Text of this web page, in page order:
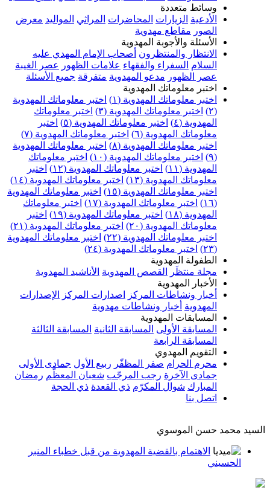
وسائط متعددة
الأدعية الزيارات المحاضرات المراثي المواليد معرض
الصور مقاطع مهدوية
الأسئلة والأجوبة المهدوية
الانتظار والمنتظرون أصحاب الإمام المهدي عليه
السلام السفراء والفقهاء علامات الظهور
عصر الغيبة
عصر الظهور مدعو المهدوية متفرقة جميع الأسئلة
اختبر معلوماتك المهدوية
اختبر معلوماتك المهدوية (١)
اختبر معلوماتك المهدوية
(٢)
اختبر معلوماتك المهدوية (٣)
اختبر معلوماتك
المهدوية (٤)
اختبر معلوماتك المهدوية (٥)
اختبر
معلوماتك المهدوية (٦)
اختبر معلوماتك المهدوية (٧)
اختبر معلوماتك المهدوية (٨)
اختبر معلوماتك المهدوية
(٩)
اختبر معلوماتك المهدوية (١٠)
اختبر معلوماتك
المهدوية (١١)
اختبر معلوماتك المهدوية (١٢)
اختبر
معلوماتك المهدوية (١٣)
اختبر معلوماتك المهدوية (١٤)
اختبر معلوماتك المهدوية (١٥)
اختبر معلوماتك المهدوية
(١٦)
اختبر معلوماتك المهدوية (١٧)
اختبر معلوماتك
المهدوية (١٨)
اختبر معلوماتك المهدوية (١٩)
اختبر
معلوماتك المهدوية (٢٠)
اختبر معلوماتك المهدوية (٢١)
اختبر معلوماتك المهدوية (٢٢)
اختبر معلوماتك المهدوية
(٢٣)
اختبر معلوماتك المهدوية (٢٤)
الطفولة المهدوية
مجلة منتظَر
القصص المهدوية الأناشيد المهدوية
الأخبار المهدوية
أخبار ونشاطات المركز
اصدارات المركز
الإصدارات
المهدوية أخبار ونشاطات مهدوية
المسابقات المهدوية
المسابقة الأولى المسابقة الثانية المسابقة الثالثة
المسابقة الرابعة
التقويم المهدوي
محرم الحرام صفر المظفّر ربيع الأول جمادى الأولى
جمادى الآخرة رجب المرجّب شعبان المعظّم رمضان
المبارك شوال المكرّم ذي القعدة ذي الحجة
اتصل بنا
السيد محمد حسن الموسوي
الاهتمام بالقضية المهدوية من قبل خطباء المنبر
الحسيني